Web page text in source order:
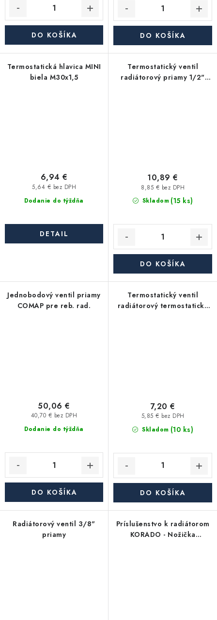
DO KOŠÍKA DO KOŠÍKA
Termostatická hlavica MINI
biela M30x1,5
Dodanie do týždňa
5,64 € bez DPH
6,94 €
DETAIL
Termostatický ventil
radiátorový priamy 1/2"
Skladom (15 ks)
8,85 € bez DPH
10,89 €
DO KOŠÍKA
Jednobodový ventil priamy
COMAP pre reb. rad.
Dodanie do týždňa
40,70 € bez DPH
50,06 €
DO KOŠÍKA
Termostatický ventil
radiátorový termostatický
Skladom (10 ks)
5,85 € bez DPH
7,20 €
DO KOŠÍKA
Radiátorový ventil 3/8"
priamy
Príslušenstvo k radiátorom
KORADO - Nožička